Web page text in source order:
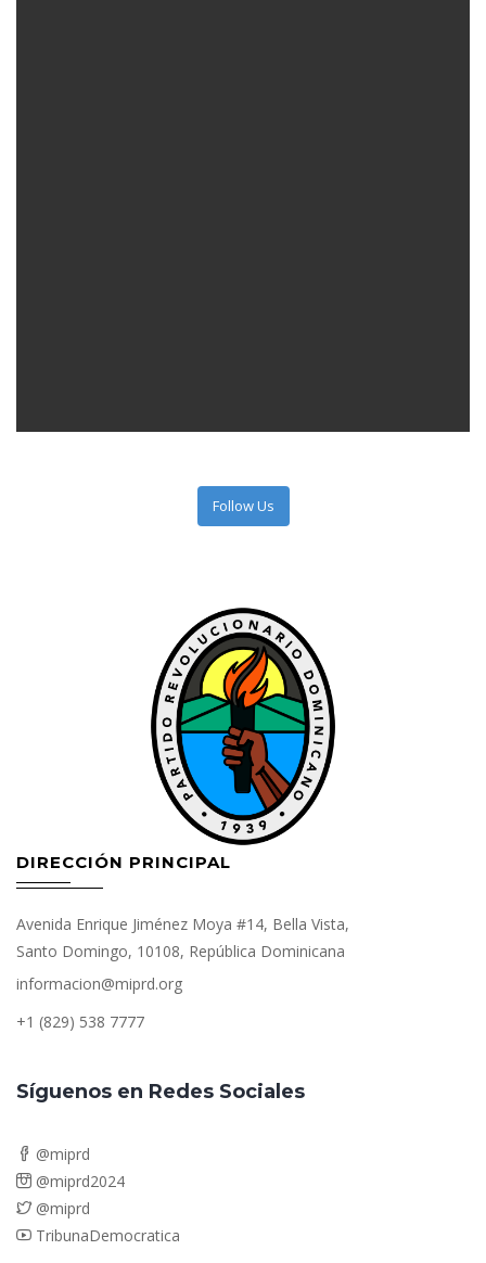
Follow Us
DIRECCIÓN PRINCIPAL
Avenida Enrique Jiménez Moya #14, Bella Vista,
Santo Domingo, 10108, República Dominicana
informacion@miprd.org
+1 (829) 538 7777
Síguenos en Redes Sociales
@miprd
@miprd2024
@miprd
TribunaDemocratica